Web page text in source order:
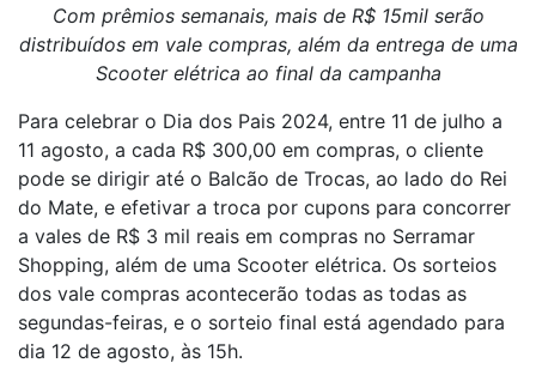
Com prêmios semanais, mais de R$ 15mil serão
distribuídos em vale compras, além da entrega de uma
Scooter elétrica ao final da campanha
Para celebrar o Dia dos Pais 2024, entre 11 de julho a
11 agosto, a cada R$ 300,00 em compras, o cliente
pode se dirigir até o Balcão de Trocas, ao lado do Rei
do Mate, e efetivar a troca por cupons para concorrer
a vales de R$ 3 mil reais em compras no Serramar
Shopping, além de uma Scooter elétrica. Os sorteios
dos vale compras acontecerão todas as todas as
segundas-feiras, e o sorteio final está agendado para
dia 12 de agosto, às 15h.